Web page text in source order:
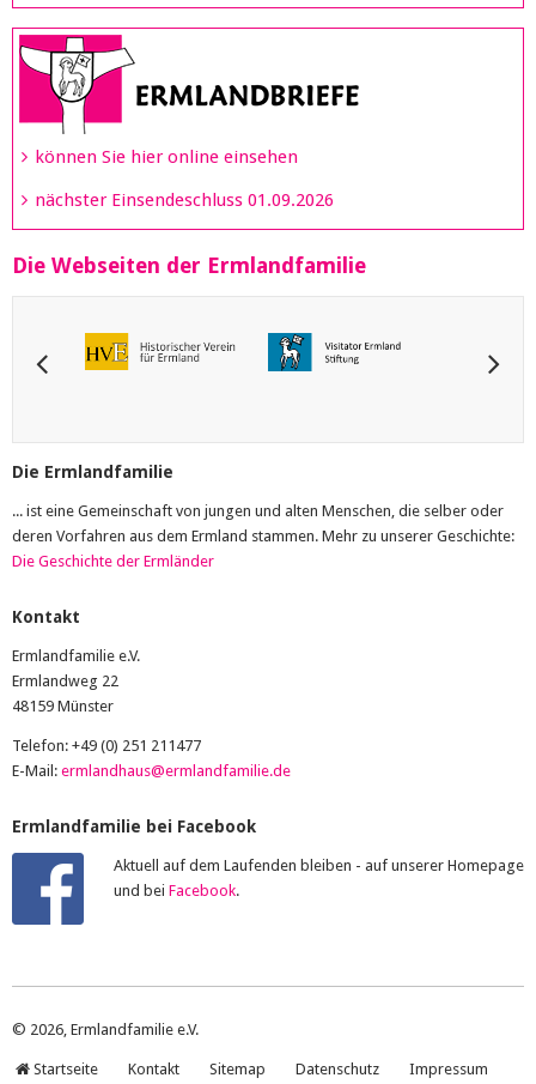
können Sie hier online einsehen
nächster Einsendeschluss 01.09.2026
Die Webseiten der Ermlandfamilie
Die Ermlandfamilie
... ist eine Gemeinschaft von jungen und alten Menschen, die selber oder
deren Vorfahren aus dem Ermland stammen. Mehr zu unserer Geschichte:
Die Geschichte der Ermländer
Kontakt
Ermlandfamilie e.V.
Ermlandweg 22
48159 Münster
Telefon: +49 (0) 251 211477
E-Mail: ermlandhaus@ermlandfamilie.de
Ermlandfamilie bei Facebook
Aktuell auf dem Laufenden bleiben - auf unserer Homepage
und bei Facebook.
© 2026, Ermlandfamilie e.V.
Startseite Kontakt Sitemap Datenschutz Impressum